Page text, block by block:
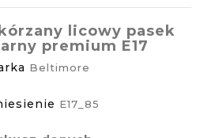
licowy pasek
premium E17
Beltimore
E17_85